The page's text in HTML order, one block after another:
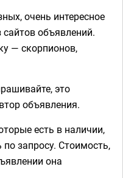
очень интересное
объявлений.
— скорпионов,
это
объявления.
есть в наличии,
по запросу. Стоимость,
она